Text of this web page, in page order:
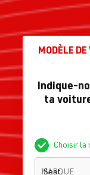
MODÈLE
Indique-
ta
Choisir la
MARQUE